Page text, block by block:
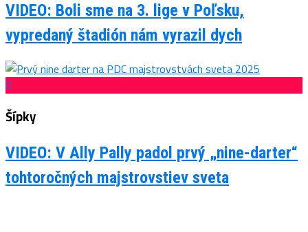
VIDEO: Boli sme na 3. lige v Poľsku,
vypredaný štadión nám vyrazil dych
Šípky
VIDEO: V Ally Pally padol prvý „nine-darter“
tohtoročných majstrovstiev sveta